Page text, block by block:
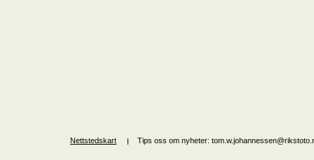
Nettstedskart Tips oss om nyheter: